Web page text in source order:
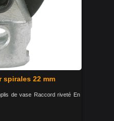
spirales 22 mm
de vase Raccord riveté En